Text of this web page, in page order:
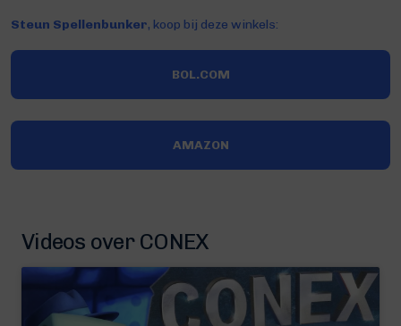
Steun Spellenbunker, koop bij deze winkels:
BOL.COM
AMAZON
Videos over CONEX